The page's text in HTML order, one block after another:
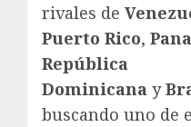
rivales de
Puerto Rico,
República
Dominicana y
buscando uno de